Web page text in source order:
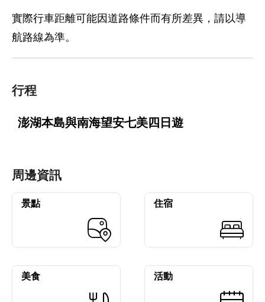
實際行車距離可能因道路條件而有所差異，請以導
航路線為準。
行程
澎湖本島與南海望安七美四日遊
周邊資訊
景點 住宿
美食 活動